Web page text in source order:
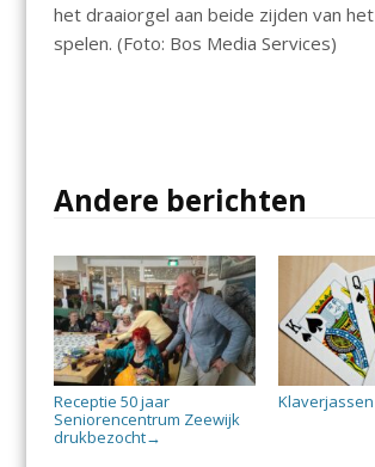
het draaiorgel aan beide zijden van
spelen. (Foto: Bos Media Services)
Andere berichten
Receptie 50 jaar
Seniorencentrum Zeewijk
drukbezocht→
Klaverjassen